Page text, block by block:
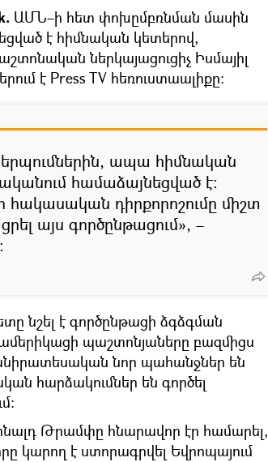
ԱՄՆ–ի հետ փոխըմբռնման մասին
է հիմնական կետերով,
ներկայացուցիչ Իսմայիլ
է Press TV հեռուստաալիքը։
ապա հիմնական
համաձայնեցված է։
դիրքորոշումը միշտ
այս գործընթացում», –
նշել է գործընթացի ձգձգման
պաշտոնյաները բազմիցս
նոր պահանջներ են
հարձակումներ են գործել
Թրամփը հնարավոր էր համարել,
կարող է ստորագրվել Եվրոպայում